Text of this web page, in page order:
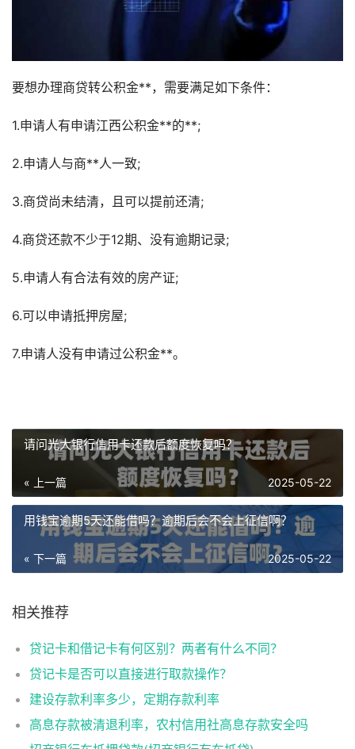
要想办理商贷转公积金**，需要满足如下条件：
1.申请人有申请江西公积金**的**;
2.申请人与商**人一致;
3.商贷尚未结清，且可以提前还清;
4.商贷还款不少于12期、没有逾期记录;
5.申请人有合法有效的房产证;
6.可以申请抵押房屋;
7.申请人没有申请过公积金**。
请问光大银行信用卡还款后额度恢复吗？
« 上一篇 2025-05-22
用钱宝逾期5天还能借吗？逾期后会不会上征信啊？
« 下一篇 2025-05-22
相关推荐
贷记卡和借记卡有何区别？两者有什么不同？
贷记卡是否可以直接进行取款操作？
建设存款利率多少，定期存款利率
高息存款被清退利率，农村信用社高息存款安全吗